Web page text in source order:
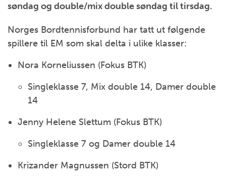
søndag og double/mix double søndag til tirsdag.
Norges Bordtennisforbund har tatt ut følgende
spillere til EM som skal delta i ulike klasser:
Nora Korneliussen (Fokus BTK)
Singleklasse 7, Mix double 14, Damer double
14
Jenny Helene Slettum (Fokus BTK)
Singleklasse 7 og Damer double 14
Krizander Magnussen (Stord BTK)